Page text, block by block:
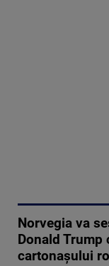
Norvegia va
Donald Trump
cartonașului